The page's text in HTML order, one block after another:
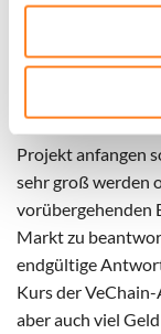
sich in den
Volatilität des
Die Tatsache,
dass der Markt
Projekt anfangen
sehr groß werden
vorübergehenden
Markt zu
endgültige
Kurs der
aber auch viel